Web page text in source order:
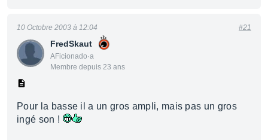
FredSkaut
AFicionado·a
Membre depuis 23 ans
10 Octobre 2003 à 12:04 #21
Pour la basse il a un gros ampli, mais pas un gros
ingé son !